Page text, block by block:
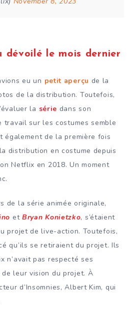
dévoilé le mois dernier
eu un petit aperçu de la
de la distribution. Toutefois,
la série dans son
travail sur les costumes semble
également de la première fois
distribution en costume depuis
Netflix en 2018. Un moment
de la série animée originale,
et Bryan Konietzko, s’étaient
projet de live-action. Toutefois,
qu’ils se retiraient du projet. Ils
n’avait pas respecté ses
leur vision du projet. À
d’Insomnies, Albert Kim, qui